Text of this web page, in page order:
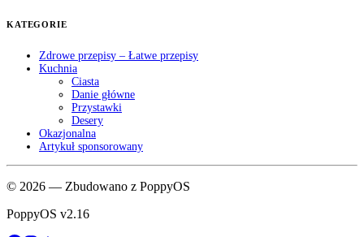
KATEGORIE
Zdrowe przepisy – Łatwe przepisy
Kuchnia
Ciasta
Danie główne
Przystawki
Desery
Okazjonalna
Artykuł sponsorowany
© 2026 — Zbudowano z PoppyOS
PoppyOS v2.16